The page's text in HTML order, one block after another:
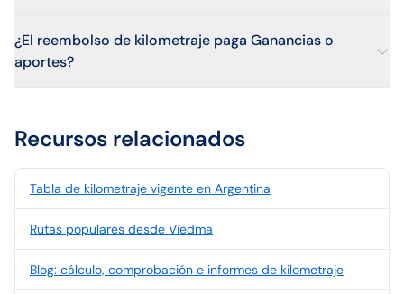
¿El reembolso de kilometraje paga Ganancias o
aportes?
Recursos relacionados
Tabla de kilometraje vigente en Argentina
Rutas populares desde Viedma
Blog: cálculo, comprobación e informes de kilometraje